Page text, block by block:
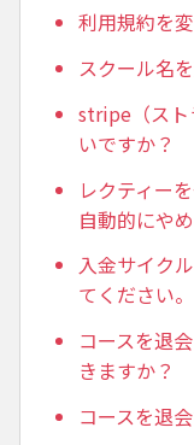
利用規約を
スクール名
stripe（スト
いですか？
レクティー
自動的にや
入金サイク
てください。
コースを退
きますか？
コースを退